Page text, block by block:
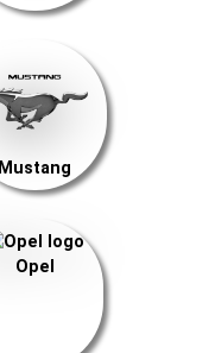
Mustang
Opel